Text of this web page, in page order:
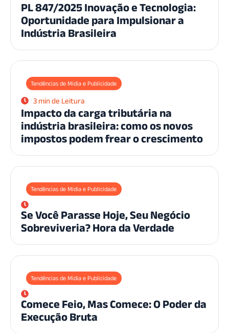
PL 847/2025 Inovação e Tecnologia:
Oportunidade para Impulsionar a
Indústria Brasileira
Tendências de Mídia e Publicidade
3 min de Leitura
Impacto da carga tributária na
indústria brasileira: como os novos
impostos podem frear o crescimento
Tendências de Mídia e Publicidade
Se Você Parasse Hoje, Seu Negócio
Sobreviveria? Hora da Verdade
Tendências de Mídia e Publicidade
Comece Feio, Mas Comece: O Poder da
Execução Bruta